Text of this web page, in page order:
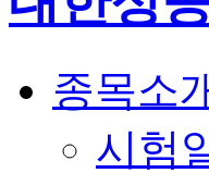
종목소
시험